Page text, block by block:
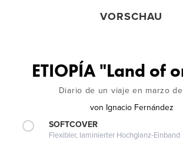
VORSCHAU
ETIOPÍA "Land of
Diario de un viaje en marzo
von Ignacio Fernández
SOFTCOVER
Flexibler, laminierter Hochglanz-Einband